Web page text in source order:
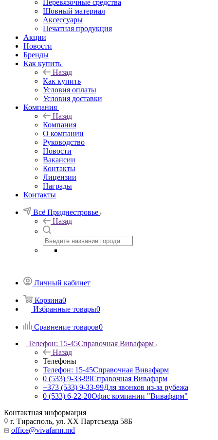
Перевязочные средства
Шовный материал
Аксессуары
Печатная продукция
Акции
Новости
Бренды
Как купить
Назад
Как купить
Условия оплаты
Условия доставки
Компания
Назад
Компания
О компании
Руководство
Новости
Вакансии
Контакты
Лицензии
Награды
Контакты
Всё Приднестровье
Назад
Личный кабинет
Корзина0
Избранные товары0
Сравнение товаров0
Телефон: 15-45Справочная Вивафарм
Назад
Телефоны
Телефон: 15-45Справочная Вивафарм
0 (533) 9-33-99Справочная Вивафарм
+373 (533) 9-33-99Для звонков из-за рубежа
0 (533) 6-22-20Офис компании "Вивафарм"
Контактная информация
г. Тирасполь, ул. ХХ Партсъезда 58Б
office@vivafarm.md